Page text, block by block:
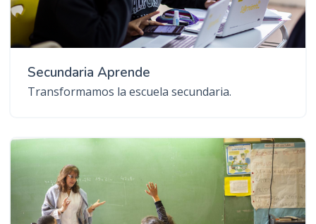
Secundaria Aprende
Transformamos la escuela secundaria.